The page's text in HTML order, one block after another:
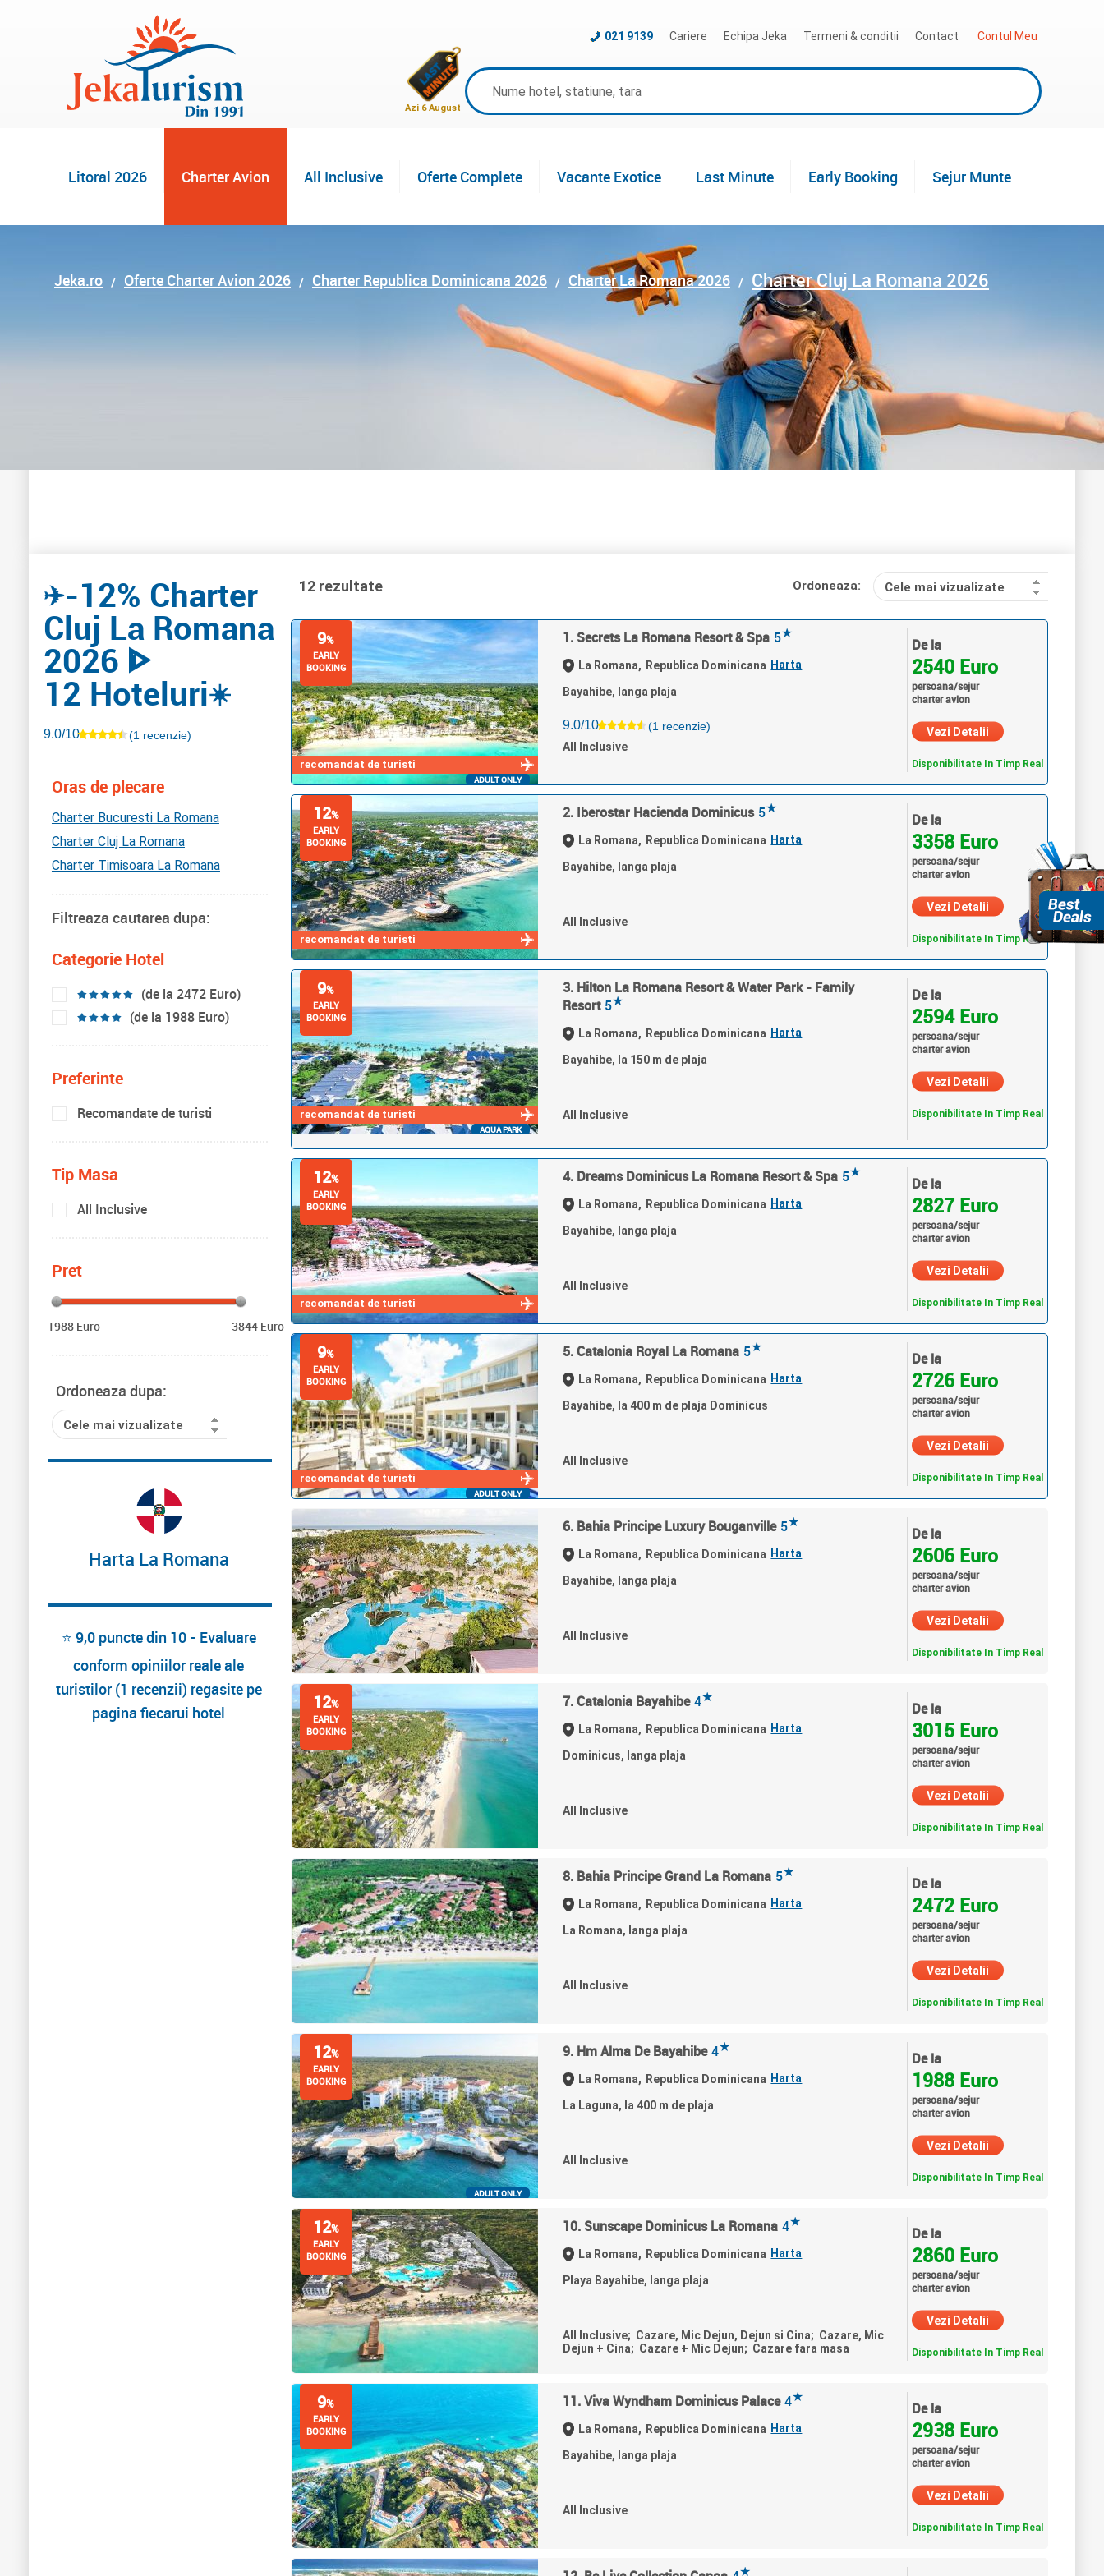
Cariere Echipa Jeka Termeni & conditii Contact Contul Meu
021 9139
Azi 6 August
Litoral 2026 Charter Avion All Inclusive Oferte Complete Vacante Exotice Last Minute Early Booking Sejur Munte
Jeka.ro Oferte Charter Avion 2026 Charter Republica Dominicana 2026 Charter La Romana 2026 Charter Cluj La Romana 2026
12 rezultate Ordoneaza: Cele mai vizualizate
recomandat de turisti
9%
EARLY
BOOKING
ADULT ONLY
De la
2540 Euro
persoana/sejur
charter avion
Vezi Detalii
Disponibilitate In Timp Real
1. Secrets La Romana Resort & Spa 5★
La Romana, Republica Dominicana Harta
Bayahibe, langa plaja
9.0/10
(1 recenzie)
All Inclusive
recomandat de turisti
12%
EARLY
BOOKING
De la
3358 Euro
persoana/sejur
charter avion
Vezi Detalii
Disponibilitate In Timp Real
2. Iberostar Hacienda Dominicus 5★
La Romana, Republica Dominicana Harta
Bayahibe, langa plaja
All Inclusive
recomandat de turisti
9%
EARLY
BOOKING
AQUA PARK
De la
2594 Euro
persoana/sejur
charter avion
Vezi Detalii
Disponibilitate In Timp Real
3. Hilton La Romana Resort & Water Park - Family
Resort 5★
La Romana, Republica Dominicana Harta
Bayahibe, la 150 m de plaja
All Inclusive
recomandat de turisti
12%
EARLY
BOOKING
De la
2827 Euro
persoana/sejur
charter avion
Vezi Detalii
Disponibilitate In Timp Real
4. Dreams Dominicus La Romana Resort & Spa 5★
La Romana, Republica Dominicana Harta
Bayahibe, langa plaja
All Inclusive
recomandat de turisti
9%
EARLY
BOOKING
ADULT ONLY
De la
2726 Euro
persoana/sejur
charter avion
Vezi Detalii
Disponibilitate In Timp Real
5. Catalonia Royal La Romana 5★
La Romana, Republica Dominicana Harta
Bayahibe, la 400 m de plaja Dominicus
All Inclusive
De la
2606 Euro
persoana/sejur
charter avion
Vezi Detalii
Disponibilitate In Timp Real
6. Bahia Principe Luxury Bouganville 5★
La Romana, Republica Dominicana Harta
Bayahibe, langa plaja
All Inclusive
12%
EARLY
BOOKING
De la
3015 Euro
persoana/sejur
charter avion
Vezi Detalii
Disponibilitate In Timp Real
7. Catalonia Bayahibe 4★
La Romana, Republica Dominicana Harta
Dominicus, langa plaja
All Inclusive
De la
2472 Euro
persoana/sejur
charter avion
Vezi Detalii
Disponibilitate In Timp Real
8. Bahia Principe Grand La Romana 5★
La Romana, Republica Dominicana Harta
La Romana, langa plaja
All Inclusive
12%
EARLY
BOOKING
ADULT ONLY
De la
1988 Euro
persoana/sejur
charter avion
Vezi Detalii
Disponibilitate In Timp Real
9. Hm Alma De Bayahibe 4★
La Romana, Republica Dominicana Harta
La Laguna, la 400 m de plaja
All Inclusive
12%
EARLY
BOOKING
De la
2860 Euro
persoana/sejur
charter avion
Vezi Detalii
Disponibilitate In Timp Real
10. Sunscape Dominicus La Romana 4★
La Romana, Republica Dominicana Harta
Playa Bayahibe, langa plaja
All Inclusive; Cazare, Mic Dejun, Dejun si Cina; Cazare, Mic
Dejun + Cina; Cazare + Mic Dejun; Cazare fara masa
9%
EARLY
BOOKING
De la
2938 Euro
persoana/sejur
charter avion
Vezi Detalii
Disponibilitate In Timp Real
11. Viva Wyndham Dominicus Palace 4★
La Romana, Republica Dominicana Harta
Bayahibe, langa plaja
All Inclusive
★
✈️-12% Charter
Cluj La Romana
2026 ᐈ
12 Hoteluri☀️
9.0/10 (1 recenzie)
Oras de plecare
Charter Bucuresti La Romana
Charter Cluj La Romana
Charter Timisoara La Romana
Filtreaza cautarea dupa:
Categorie Hotel
(de la 2472 Euro)
(de la 1988 Euro)
Preferinte
Recomandate de turisti
Tip Masa
All Inclusive
Pret
1988 Euro 3844 Euro
Ordoneaza dupa:
Cele mai vizualizate
Harta La Romana
⭐ 9,0 puncte din 10 - Evaluare
conform opiniilor reale ale
turistilor (1 recenzii) regasite pe
pagina fiecarui hotel